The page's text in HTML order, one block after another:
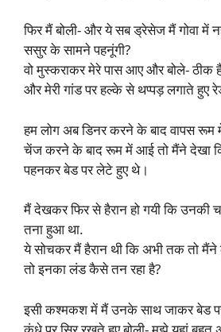
फिर मैं बोली- और ये सब ड्रेसेज मैं गोवा में
ससुर के सामने पहनूंगी?
वो मुस्कराकर मेरे पास आए और बोले- ठीक
और मेरी गांड पर हल्के से थप्पड़ लगाते हुए
हम लोग अब डिनर करने के बाद वापस
चेंज करने के बाद रूम में आई तो मैंने देखा
पहनकर बेड पर लेटे हुए थे।
मैं देखकर फिर से हैरान हो गयी कि उनकी
तना हुआ था.
ये सोचकर मैं हैरान थी कि अभी तक तो मैंने
तो इनका लंड कैसे तन रहा है?
इसी कश्मकश में मैं उनके साथ जाकर बेड